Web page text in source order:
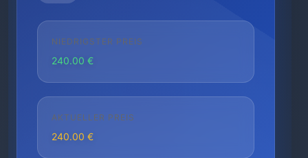
NIEDRIGSTER PREIS
240.00 €
AKTUELLER PREIS
240.00 €